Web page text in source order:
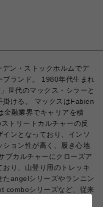
ン・ストックホルムでデ
ブランド。 1980年代生まれ
世代のマックス・シラーと
掛ける。 マックスはFabien
金融業界でキャリアを積
トリートカルチャーの反
ンとなっており、インソ
ョン性が高く、履き心地
ブカルチャーにクローズア
り、山登り用のトレッキ
たangelシリーズやランニン
comboシリーズなど、従来
離れたスタイルをとって